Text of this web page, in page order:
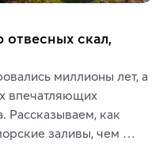
скал,
миллионы лет, а
впечатляющих
как
заливы, чем